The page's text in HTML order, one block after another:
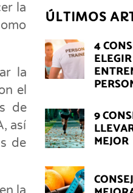
la
la
el
de
así
de
ÚLTIMOS
4
9
MEJOR